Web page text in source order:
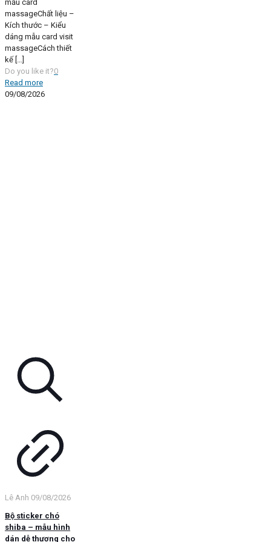
mẫu card
massageChất liệu –
Kích thước – Kiểu
dáng mẫu card visit
massageCách thiết
kế
Do you like it?0
Read more
09/08/2026
Lê Anh 09/08/2026
Bộ sticker chó
shiba – mẫu hình
dán dễ thương cho